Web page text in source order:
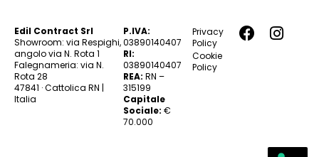
Edil Contract Srl
Showroom: via Respighi,
angolo via N. Rota 1
Falegnameria: via N.
Rota 28
47841 · Cattolica RN |
Italia
P.IVA:
03890140407
RI:
03890140407
REA: RN –
315199
Capitale
Sociale: €
70.000
Privacy
Policy
Cookie
Policy